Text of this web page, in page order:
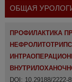
ОБЩАЯ
ПРОФИЛАКТИКА
DOI: 10.29188/2222-